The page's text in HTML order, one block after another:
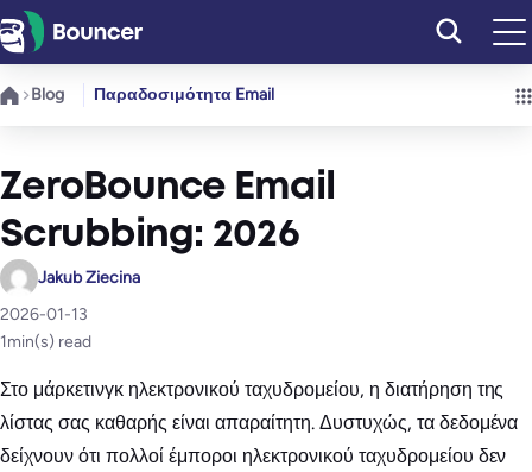
Μετάβαση
στο
περιεχόμενο
Blog Παραδοσιμότητα Email
ZeroBounce Email
Scrubbing: 2026
Jakub Ziecina
2026-01-13
1min(s) read
Στο μάρκετινγκ ηλεκτρονικού ταχυδρομείου, η διατήρηση της
λίστας σας καθαρής είναι απαραίτητη. Δυστυχώς, τα δεδομένα
δείχνουν ότι πολλοί έμποροι ηλεκτρονικού ταχυδρομείου δεν